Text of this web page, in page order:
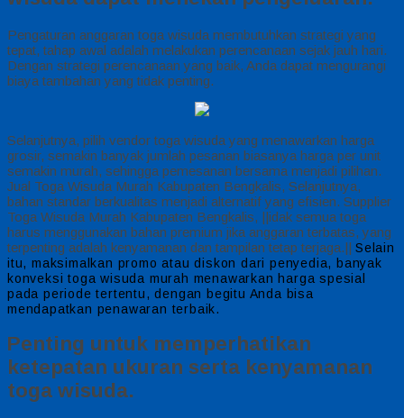
Pengaturan anggaran toga wisuda membutuhkan strategi yang
tepat, tahap awal adalah melakukan perencanaan sejak jauh hari.
Dengan strategi perencanaan yang baik, Anda dapat mengurangi
biaya tambahan yang tidak penting.
Selanjutnya, pilih vendor toga wisuda yang menawarkan harga
grosir, semakin banyak jumlah pesanan biasanya harga per unit
semakin murah, sehingga pemesanan bersama menjadi pilihan.
Jual Toga Wisuda Murah Kabupaten Bengkalis, Selanjutnya,
bahan standar berkualitas menjadi alternatif yang efisien. Supplier
Toga Wisuda Murah Kabupaten Bengkalis, ||idak semua toga
harus menggunakan bahan premium jika anggaran terbatas, yang
terpenting adalah kenyamanan dan tampilan tetap terjaga.|| Selain
itu, maksimalkan promo atau diskon dari penyedia, banyak
konveksi toga wisuda murah menawarkan harga spesial
pada periode tertentu, dengan begitu Anda bisa
mendapatkan penawaran terbaik.
Penting untuk memperhatikan
ketepatan ukuran serta kenyamanan
toga wisuda.